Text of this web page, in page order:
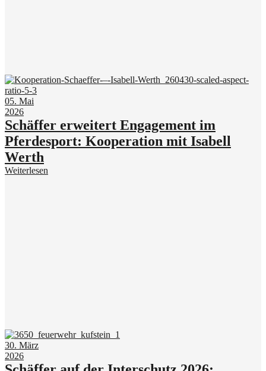
05. Mai
2026
Schäffer erweitert Engagement im
Pferdesport: Kooperation mit Isabell
Werth
Weiterlesen
30. März
2026